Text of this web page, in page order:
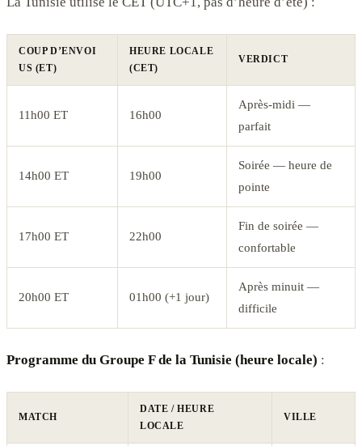
COUP D’ENVOI
US (ET)
HEURE LOCALE
(CET)
VERDICT
11h00 ET 16h00
Après-midi —
parfait
14h00 ET 19h00
Soirée — heure de
pointe
17h00 ET 22h00
Fin de soirée —
confortable
20h00 ET 01h00 (+1 jour)
Après minuit —
difficile
Programme du Groupe F de la Tunisie (heure locale) :
MATCH
DATE / HEURE
LOCALE
VILLE